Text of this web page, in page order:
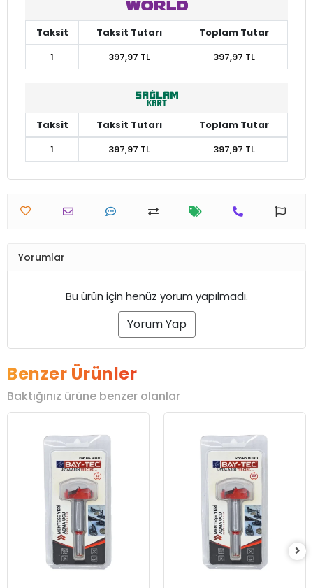
Taksit Taksit Tutarı
Toplam Tutar
1
397,97 TL 397,97 TL
Taksit Taksit Tutarı
Toplam Tutar
1
397,97 TL 397,97 TL
Yorumlar
Bu ürün için henüz yorum yapılmadı.
Yorum Yap
Benzer Ürünler
Baktığınız ürüne benzer olanlar